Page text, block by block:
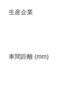
生産企業
車間距離 (mm)